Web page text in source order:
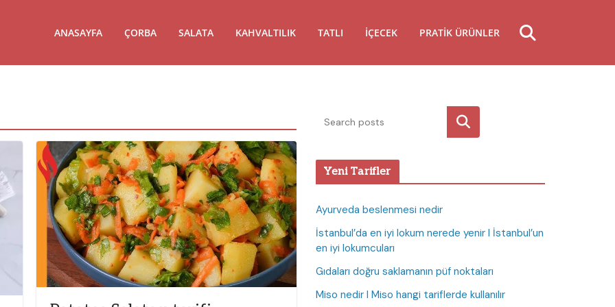
ANASAYFA ÇORBA SALATA KAHVALTILIK TATLI İÇECEK PRATIK ÜRÜNLER
Ara
Yeni Tarifler
Ayurveda beslenmesi nedir
İstanbul’da en iyi lokum nerede yenir I İstanbul’un
en iyi lokumcuları
Gıdaları doğru saklamanın püf noktaları
Miso nedir I Miso hangi tariflerde kullanılır